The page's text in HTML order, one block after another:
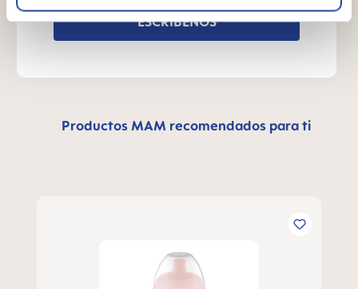
ESCRÍBENOS
Productos MAM recomendados para ti